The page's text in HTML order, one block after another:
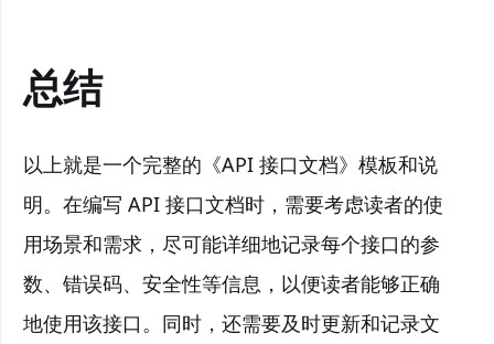
总结
以上就是一个完整的《API 接口文档》模板和说
明。在编写 API 接口文档时，需要考虑读者的使
用场景和需求，尽可能详细地记录每个接口的参
数、错误码、安全性等信息，以便读者能够正确
地使用该接口。同时，还需要及时更新和记录文